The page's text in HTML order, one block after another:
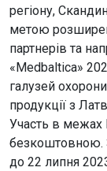
регіону,
метою
партнерів та
«Medbaltica»
галузей
продукції з
Участь в межах
безкоштовною.
до 22 липня